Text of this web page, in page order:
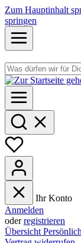
Zum Hauptinhalt
springen
Ihr Konto
Anmelden
oderregistrieren
Übersicht